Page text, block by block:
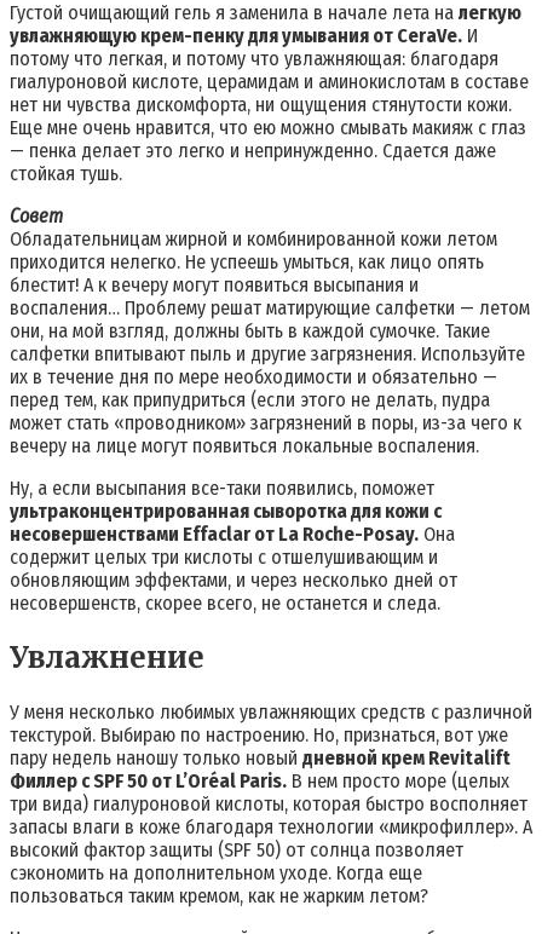
Густой очищающий гель я заменила в начале лета на легкую
увлажняющую крем-пенку для умывания от CeraVe. И
потому что легкая, и потому что увлажняющая: благодаря
гиалуроновой кислоте, церамидам и аминокислотам в составе
нет ни чувства дискомфорта, ни ощущения стянутости кожи.
Еще мне очень нравится, что ею можно смывать макияж с глаз
— пенка делает это легко и непринужденно. Сдается даже
стойкая тушь.
Совет
Обладательницам жирной и комбинированной кожи летом
приходится нелегко. Не успеешь умыться, как лицо опять
блестит! А к вечеру могут появиться высыпания и
воспаления… Проблему решат матирующие салфетки — летом
они, на мой взгляд, должны быть в каждой сумочке. Такие
салфетки впитывают пыль и другие загрязнения. Используйте
их в течение дня по мере необходимости и обязательно —
перед тем, как припудриться (если этого не делать, пудра
может стать «проводником» загрязнений в поры, из-за чего к
вечеру на лице могут появиться локальные воспаления.
Ну, а если высыпания все-таки появились, поможет
ультраконцентрированная сыворотка для кожи с
несовершенствами Effaclar от La Roche-Posay. Она
содержит целых три кислоты с отшелушивающим и
обновляющим эффектами, и через несколько дней от
несовершенств, скорее всего, не останется и следа.
Увлажнение
У меня несколько любимых увлажняющих средств с различной
текстурой. Выбираю по настроению. Но, признаться, вот уже
пару недель наношу только новый дневной крем Revitalift
Филлер с SPF 50 от L’Oréal Paris. В нем просто море (целых
три вида) гиалуроновой кислоты, которая быстро восполняет
запасы влаги в коже благодаря технологии «микрофиллер». А
высокий фактор защиты (SPF 50) от солнца позволяет
сэкономить на дополнительном уходе. Когда еще
пользоваться таким кремом, как не жарким летом?